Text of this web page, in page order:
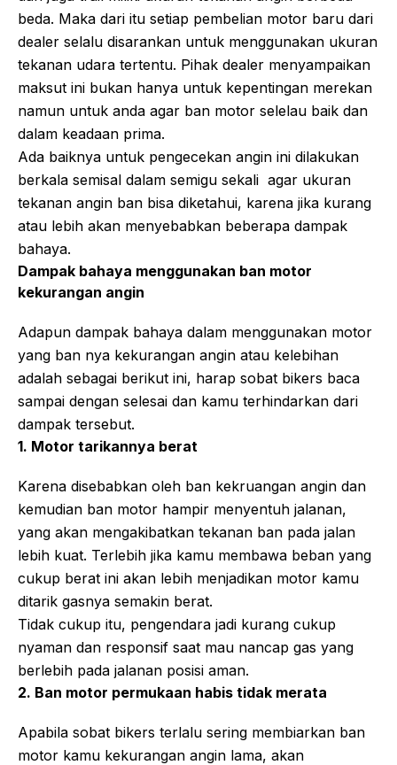
beda. Maka dari itu setiap pembelian motor baru dari
dealer selalu disarankan untuk menggunakan ukuran
tekanan udara tertentu. Pihak dealer menyampaikan
maksut ini bukan hanya untuk kepentingan merekan
namun untuk anda agar ban motor selelau baik dan
dalam keadaan prima.
Ada baiknya untuk pengecekan angin ini dilakukan
berkala semisal dalam semigu sekali agar ukuran
tekanan angin ban bisa diketahui, karena jika kurang
atau lebih akan menyebabkan beberapa dampak
bahaya.
Dampak bahaya menggunakan ban motor
kekurangan angin
Adapun dampak bahaya dalam menggunakan motor
yang ban nya kekurangan angin atau kelebihan
adalah sebagai berikut ini, harap sobat bikers baca
sampai dengan selesai dan kamu terhindarkan dari
dampak tersebut.
1. Motor tarikannya berat
Karena disebabkan oleh ban kekruangan angin dan
kemudian ban motor hampir menyentuh jalanan,
yang akan mengakibatkan tekanan ban pada jalan
lebih kuat. Terlebih jika kamu membawa beban yang
cukup berat ini akan lebih menjadikan motor kamu
ditarik gasnya semakin berat.
Tidak cukup itu, pengendara jadi kurang cukup
nyaman dan responsif saat mau nancap gas yang
berlebih pada jalanan posisi aman.
2. Ban motor permukaan habis tidak merata
Apabila sobat bikers terlalu sering membiarkan ban
motor kamu kekurangan angin lama, akan